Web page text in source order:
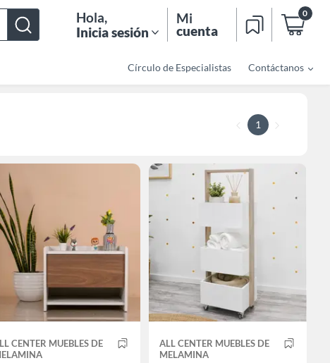
Hola,
Inicia sesión
Mi
cuenta
0
Círculo de Especialistas Contáctanos
1
CENTER MUEBLES DE
ALL CENTER MUEBLES DE
MELAMINA